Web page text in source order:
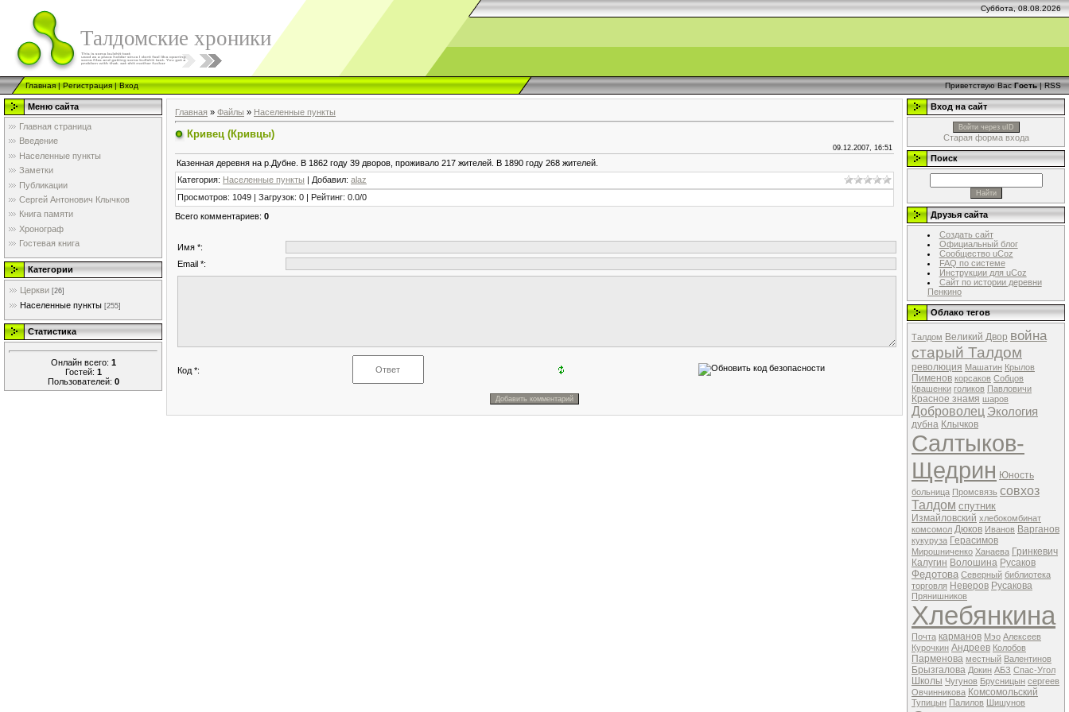
Суббота, 08.08.2026
Талдомские хроники
Главная|Регистрация|Вход Приветствую Вас Гость|RSS
Меню сайта
Главная страница
Введение
Населенные пункты
Заметки
Публикации
Сергей Антонович Клычков
Книга памяти
Хронограф
Гостевая книга
Категории
Церкви [26]
Населенные пункты [255]
Статистика
Онлайн всего: 1
Гостей: 1
Пользователей: 0
Главная » Файлы » Населенные пункты
Кривец (Кривцы)
09.12.2007, 16:51
Казенная деревня на р.Дубне. В 1862 году 39 дворов, проживало 217 жителей. В 1890 году 268 жителей.
Категория: Населенные пункты | Добавил: alaz
Просмотров: 1049 | Загрузок: 0 | Рейтинг: 0.0/0
Всего комментариев: 0
Имя *:
Email *:
Код *:
Вход на сайт
Войти через uID
Старая форма входа
Поиск
Друзья сайта
Создать сайт
Официальный блог
Сообщество uCoz
FAQ по системе
Инструкции для uCoz
Сайт по истории деревни
Пенкино
Облако тегов
Талдом Великий Двор война
старый Талдом
революция Машатин Крылов
Пименов корсаков Собцов
Квашенки голиков Павловичи
Красное знамя шаров
Доброволец Экология
дубна Клычков
Салтыков-
Щедрин Юность
больница Промсвязь совхоз
Талдом спутник
Измайловский хлебокомбинат
комсомол Дюков Иванов Варганов
кукуруза Герасимов
Мирошниченко Ханаева Гринкевич
Калугин Волошина Русаков
Федотова Северный библиотека
торговля Неверов Русакова
Прянишников
Хлебянкина
Почта карманов Мэо Алексеев
Курочкин Андреев Колобов
Парменова местный Валентинов
Брызгалова Докин АБЗ Спас-Угол
Школы Чугунов Брусницын сергеев
Овчинникова Комсомольский
Тупицын Палилов Шишунов